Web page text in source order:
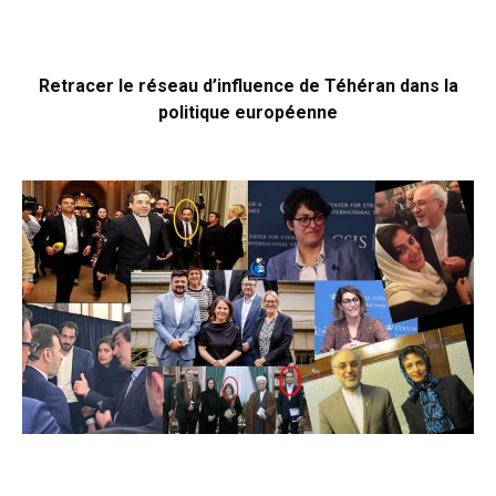
Retracer le réseau d’influence de Téhéran dans la
politique européenne